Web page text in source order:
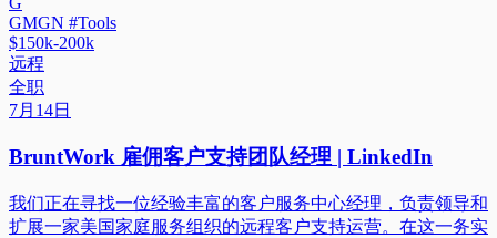
GMGN #Tools
$150k-200k
远程
全职
7月14日
BruntWork 雇佣客户支持团队经理 | LinkedIn
我们正在寻找一位经验丰富的客户服务中心经理，负责领导和
扩展一家美国家庭服务组织的远程客户支持运营。在这一务实